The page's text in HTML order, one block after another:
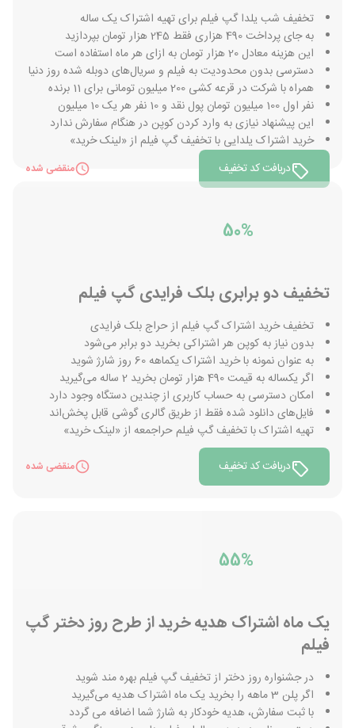
تخفیف شب یلدا گپ فیلم برای تهیه اشتراک یک ساله
به جای پرداخت 490 هزاری فقط 245 هزار تومان بپردازید
این هزینه معادل 20 هزار تومان به ازای هر ماه استفاده است
دسترسی بدون محدودیت به فیلم و سریال‌های دوبله شده روز دنیا
همراه با شرکت در قرعه کشی 200 میلیون تومانی برای 11 برنده
نفر اول 100 میلیون تومان پول نقد و 10 نفر هر یک 10 میلیون
این پیشنهاد نیازی به وارد کردن کوپن در هنگام سفارش ندارد
خرید اشتراک یلدایی با تخفیف گپ فیلم از «لینک خرید»
دریافت کد تخفیف
منقضی شده
50%
تخفیف دو برابری بلک فرایدی گپ فیلم
تخفیف خرید اشتراک گپ فیلم از حراج بلک فرایدی
بدون نیاز به کوپن هر اشتراکی بخرید دو برابر می‌شود
به عنوان نمونه با خرید اشتراک یکماهه 60 روز شارژ شوید
اگر یکساله به قیمت 490 هزار تومان بخرید 2 ساله می‌گیرید
امکان دسترسی به حساب کاربری از چندین دستگاه وجود دارد
فایل‌های دانلود شده فقط از طریق گالری گوشی قابل پخش‌اند
تهیه اشتراک با تخفیف گپ فیلم حراجمعه از «لینک خرید»
دریافت کد تخفیف
منقضی شده
55%
یک ماه اشتراک هدیه خرید از طرح روز دختر گپ
فیلم
در جشنواره روز دختر از تخفیف گپ فیلم بهره مند شوید
اگر پلن 3 ماهه را بخرید یک ماه اشتراک هدیه می‌گیرید
با ثبت سفارش، هدیه خودکار به شارژ شما اضافه می گردد